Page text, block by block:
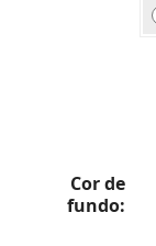
Cor de
fundo